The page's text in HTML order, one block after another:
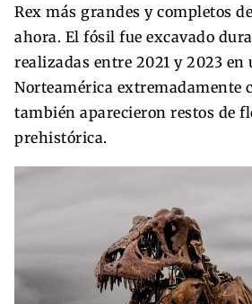
Rex más grandes y completos
ahora. El fósil fue excavado
realizadas entre 2021 y 2023
Norteamérica extremadamente
también aparecieron restos de
prehistórica.